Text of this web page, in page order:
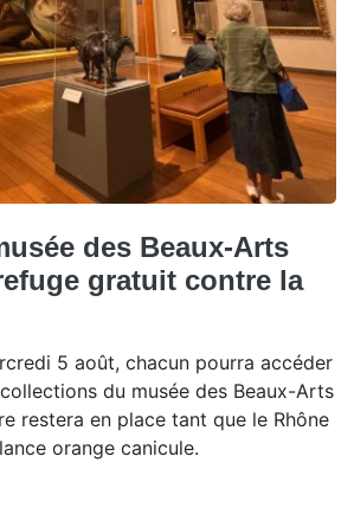
des Beaux-Arts
gratuit contre la
5 août, chacun pourra accéder
du musée des Beaux-Arts
restera en place tant que le Rhône
orange canicule.